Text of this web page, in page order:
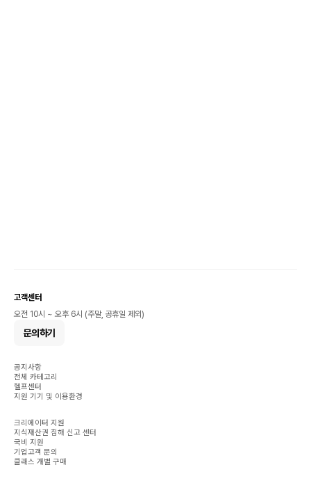
고객센터
오전 10시 ~ 오후 6시 (주말, 공휴일 제외)
문의하기
공지사항
전체 카테고리
헬프센터
지원 기기 및 이용환경
크리에이터 지원
지식재산권 침해 신고 센터
국비 지원
기업고객 문의
클래스 개별 구매